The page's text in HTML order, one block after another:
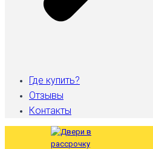
Где купить?
Отзывы
Контакты